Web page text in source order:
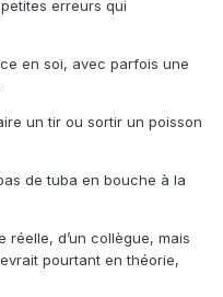
erreurs qui
en soi, avec parfois une
un tir ou sortir un poisson
de tuba en bouche à la
réelle, d’un collègue, mais
pourtant en théorie,